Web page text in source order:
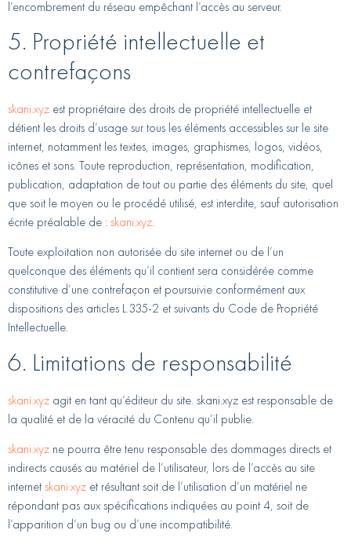
l’encombrement du réseau empêchant l’accès au serveur.
5. Propriété intellectuelle et
contrefaçons
skani.xyz est propriétaire des droits de propriété intellectuelle et
détient les droits d’usage sur tous les éléments accessibles sur le site
internet, notamment les textes, images, graphismes, logos, vidéos,
icônes et sons. Toute reproduction, représentation, modification,
publication, adaptation de tout ou partie des éléments du site, quel
que soit le moyen ou le procédé utilisé, est interdite, sauf autorisation
écrite préalable de : skani.xyz.
Toute exploitation non autorisée du site internet ou de l’un
quelconque des éléments qu’il contient sera considérée comme
constitutive d’une contrefaçon et poursuivie conformément aux
dispositions des articles L.335-2 et suivants du Code de Propriété
Intellectuelle.
6. Limitations de responsabilité
skani.xyz agit en tant qu’éditeur du site. skani.xyz est responsable de
la qualité et de la véracité du Contenu qu’il publie.
skani.xyz ne pourra être tenu responsable des dommages directs et
indirects causés au matériel de l’utilisateur, lors de l’accès au site
internet skani.xyz et résultant soit de l’utilisation d’un matériel ne
répondant pas aux spécifications indiquées au point 4, soit de
l’apparition d’un bug ou d’une incompatibilité.